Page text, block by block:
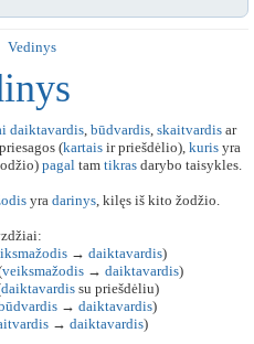
Vedinys
daiktavardis, būdvardis, skaitvardis ar
(kartaisir priešdėlio), kurisyra
pagaltam tikrasdarybo taisykles.
yra darinys, kilęs iš kito žodžio.
→ daiktavardis)
veiksmažodis→ daiktavardis)
daiktavardissu priešdėliu)
→ daiktavardis)
→ daiktavardis)